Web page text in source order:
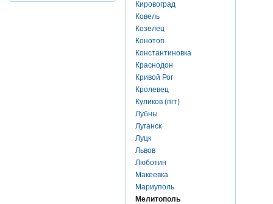
Кировоград
Ковель
Козелец
Конотоп
Константиновка
Краснодон
Кривой Рог
Кролевец
Куликов (пгт)
Лубны
Луганск
Луцк
Львов
Люботин
Макеевка
Мариуполь
Мелитополь